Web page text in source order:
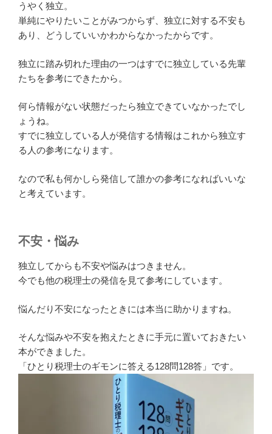
うやく独立。
単純にやりたいことがみつからず、独立に対する不安も
あり、どうしていいかわからなかったからです。
独立に踏み切れた理由の一つはすでに独立している先輩
たちを参考にできたから。
何ら情報がない状態だったら独立できていなかったでし
ょうね。
すでに独立している人が発信する情報はこれから独立す
る人の参考になります。
なので私も何かしら発信して誰かの参考になればいいな
と考えています。
不安・悩み
独立してからも不安や悩みはつきません。
今でも他の税理士の発信を見て参考にしています。
悩んだり不安になったときには本当に助かりますね。
そんな悩みや不安を抱えたときに手元に置いておきたい
本ができました。
「ひとり税理士のギモンに答える128問128答」です。